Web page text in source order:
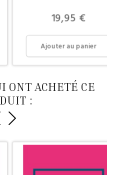
Prix
19,95 €
Ajouter au panier
ONT ACHETÉ CE
: